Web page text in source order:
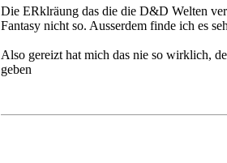
Die ERklräung das die die D&D Welten
Fantasy nicht so. Ausserdem finde ich es
Also gereizt hat mich das nie so wirklich,
geben